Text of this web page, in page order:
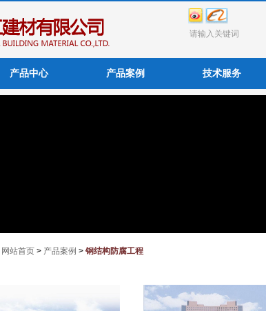
产品中心 产品案例 技术服务
网站首页 > 产品案例 > 钢结构防腐工程